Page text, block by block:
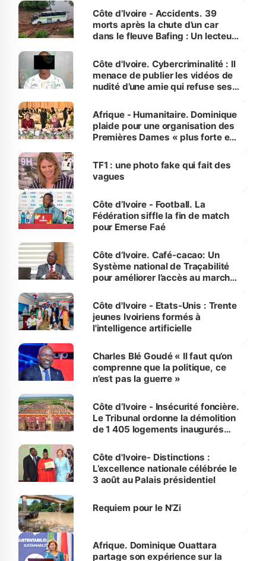
Côte d’Ivoire - Accidents. 39
morts après la chute d’un car
dans le fleuve Bafing : Un lecteur
des Transports
Côte d'Ivoire. Cybercriminalité : Il
menace de publier les vidéos de
nudité d’une amie qui refuse ses
Afrique - Humanitaire. Dominique
plaide pour une organisation des
Premières Dames « plus forte et
sur la scène internationale »
TF1 : une photo fake qui fait des
vagues
Côte d’Ivoire - Football. La
Fédération siffle la fin de match
pour Emerse Faé
Côte d’Ivoire. Café-cacao: Un
Système national de Traçabilité
pour améliorer l’accès au marché
Côte d'Ivoire - Etats-Unis : Trente
jeunes Ivoiriens formés à
l'intelligence artificielle
Charles Blé Goudé « Il faut qu’on
comprenne que la politique, ce
n’est pas la guerre »
Côte d’Ivoire - Insécurité foncière.
Le Tribunal ordonne la démolition
de 1 405 logements inaugurés
Bassam
Côte d'Ivoire- Distinctions :
L’excellence nationale célébrée le
3 août au Palais présidentiel
Requiem pour le N’Zi
Afrique. Dominique Ouattara
partage son expérience sur la